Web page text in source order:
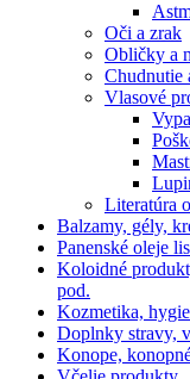
Oči a zrak
Obličky a
Chudnutie
Vlasové
Literatúra
Balzamy, gély,
Panenské oleje
Koloidné
pod.
Kozmetika,
Doplnky stravy,
Konope,